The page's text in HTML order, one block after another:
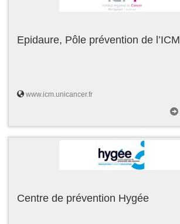
Epidaure, Pôle prévention de l’ICM
www.icm.unicancer.fr
Centre de prévention Hygée